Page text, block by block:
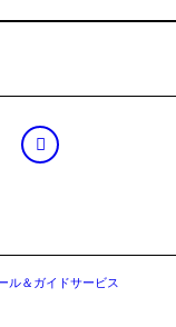
ル＆ガイドサービス